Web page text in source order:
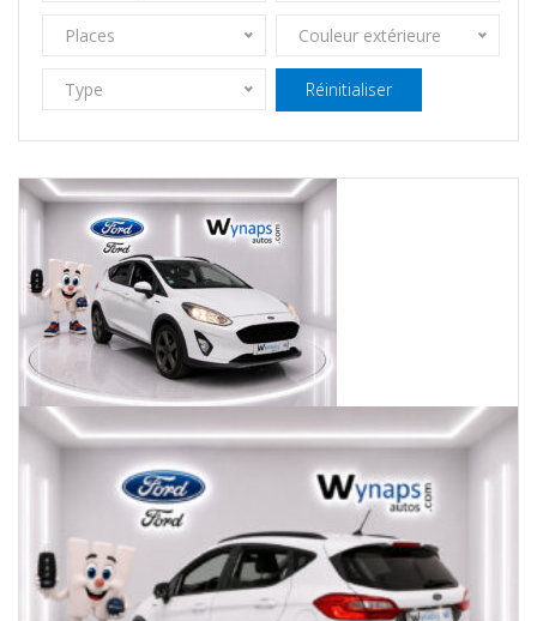
Places Couleur extérieure
Type Réinitialiser